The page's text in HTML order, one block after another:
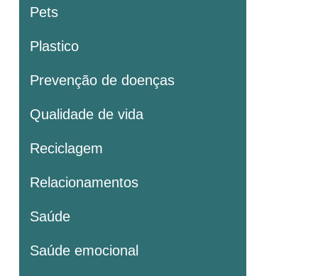
Pets
Plastico
Prevenção de doenças
Qualidade de vida
Reciclagem
Relacionamentos
Saúde
Saúde emocional